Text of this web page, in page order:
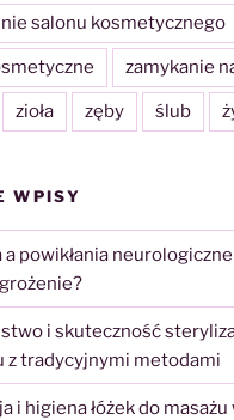
salonu kosmetycznego
zamykanie
zioła zęby ślub
WPISY
a powikłania
i skuteczność
z tradycyjnymi metodami
i higiena łóżek do